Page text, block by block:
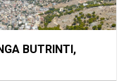
BUTRINTI,